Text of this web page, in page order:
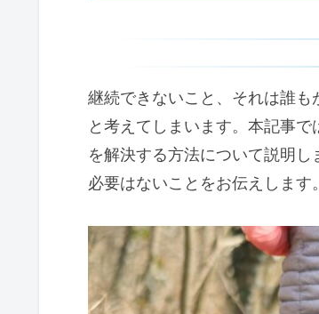
継続できないこと、それは誰
と考えてしまいます。本記事
を解決する方法について説明
必要はないことをお伝えします。